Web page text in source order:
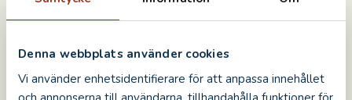
Denna webbplats använder cookies
Vi använder enhetsidentifierare för att anpassa innehållet